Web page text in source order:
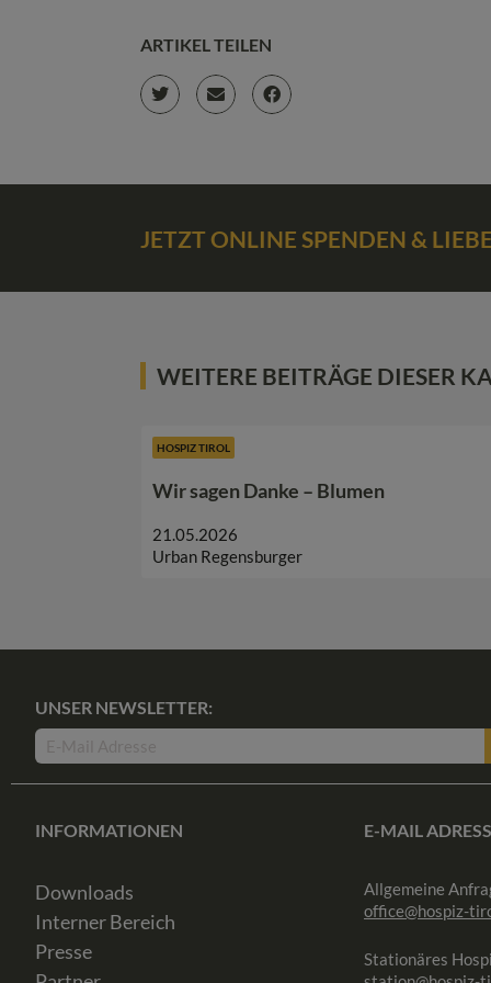
ARTIKEL TEILEN
JETZT ONLINE SPENDEN &
WEITERE BEITRÄGE DIESER
HOSPIZ TIROL
Wir sagen Danke – Blumen
21.05.2026
Urban Regensburger
UNSER NEWSLETTER:
INFORMATIONEN
Downloads
Interner Bereich
Presse
E-MAIL
Allgemeine
office@hospiz-
Stationäres